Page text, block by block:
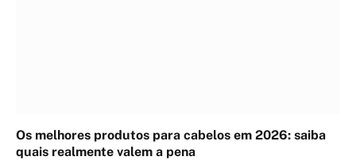
Os melhores produtos para cabelos em 2026: saiba
quais realmente valem a pena